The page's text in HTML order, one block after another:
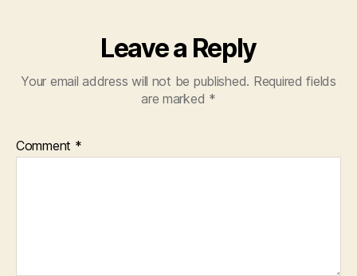
Leave a Reply
Your email address will not be published. Required fields
are marked *
Comment *